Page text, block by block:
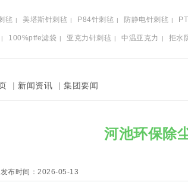
毡 | 美塔斯针刺毡 | P84针刺毡 | 防静电针刺毡 |
| 100%ptfe滤袋 | 亚克力针刺毡 | 中温亚克力 | 拒水
| 新闻资讯 | 集团要闻
河池环保除
发布时间：2026-05-13